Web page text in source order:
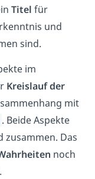
Titel für
und
sind.
im
Kreislauf der
mit
. Beide Aspekte
zusammen. Das
noch